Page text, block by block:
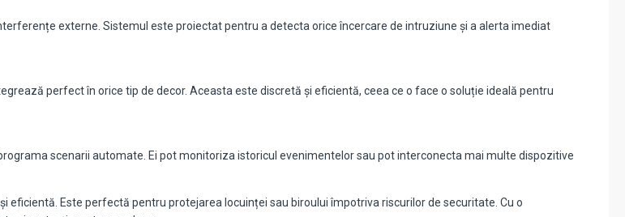
externe. Sistemul este proiectat pentru a detecta orice încercare de intruziune și a alerta imediat
perfect în orice tip de decor. Aceasta este discretă și eficientă, ceea ce o face o soluție ideală pentru
scenarii automate. Ei pot monitoriza istoricul evenimentelor sau pot interconecta mai multe dispozitive
Este perfectă pentru protejarea locuinței sau biroului împotriva riscurilor de securitate. Cu o